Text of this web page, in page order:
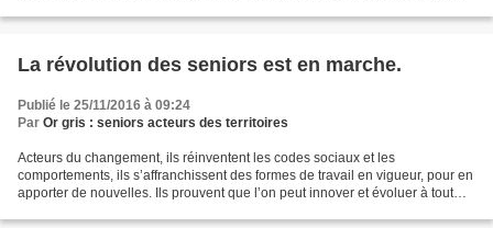
La révolution des seniors est en marche.
Publié le 25/11/2016 à 09:24
Par Or gris : seniors acteurs des territoires
Acteurs du changement, ils réinventent les codes sociaux et les
comportements, ils s’affranchissent des formes de travail en vigueur, pour en
apporter de nouvelles. Ils prouvent que l’on peut innover et évoluer à tout